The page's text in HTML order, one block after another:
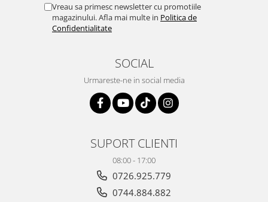
Vreau sa primesc newsletter cu promotiile
magazinului. Afla mai multe in Politica de
Confidentialitate
SOCIAL
Urmareste-ne in social media
SUPORT CLIENTI
08:00 - 17:00
0726.925.779
0744.884.882